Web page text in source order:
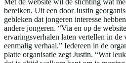
bereiken. Uit een door Justin
gebleken dat jongeren interesse
andere jongeren. “Via en op de
ervaringsverhalen laten vertellen in de
eenmalig verhaal.” Iedereen in de
platte organisatie zegt Justin. “Wat